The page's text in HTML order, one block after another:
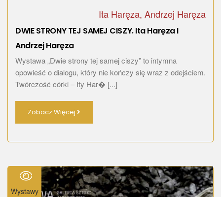
Ita Haręza, Andrzej Haręza
DWIE STRONY TEJ SAMEJ CISZY. Ita Haręza I
Andrzej Haręza
Wystawa „Dwie strony tej samej ciszy” to intymna
opowieść o dialogu, który nie kończy się wraz z odejściem.
Twórczość córki – Ity Har� [...]
Zobacz Więcej
Wystawy